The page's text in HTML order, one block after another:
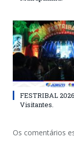
FESTRIBAL
Visitantes.
Os comentários